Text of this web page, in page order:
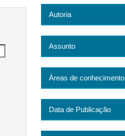
Autoria
Assunto
Áreas de conhecimento
Data de Publicação